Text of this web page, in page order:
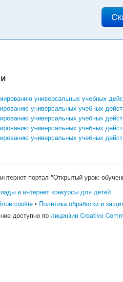
универсальных учебных
универсальных учебных
универсальных учебных
универсальных учебных
универсальных учебных
портал "Открытый урок:
и интернет конкурсы для детей
cookie• Политика обработки и
доступно по лицензии Creative